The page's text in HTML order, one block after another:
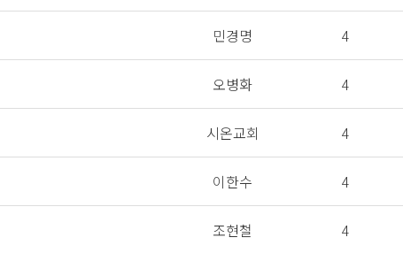
민경명 4
오병화 4
시온교회 4
이한수 4
조현철 4